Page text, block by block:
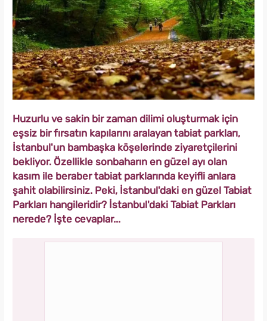
Huzurlu ve sakin bir zaman dilimi oluşturmak için
eşsiz bir fırsatın kapılarını aralayan tabiat parkları,
İstanbul'un bambaşka köşelerinde ziyaretçilerini
bekliyor. Özellikle sonbaharın en güzel ayı olan
kasım ile beraber tabiat parklarında keyifli anlara
şahit olabilirsiniz. Peki, İstanbul'daki en güzel Tabiat
Parkları hangileridir? İstanbul'daki Tabiat Parkları
nerede? İşte cevaplar...